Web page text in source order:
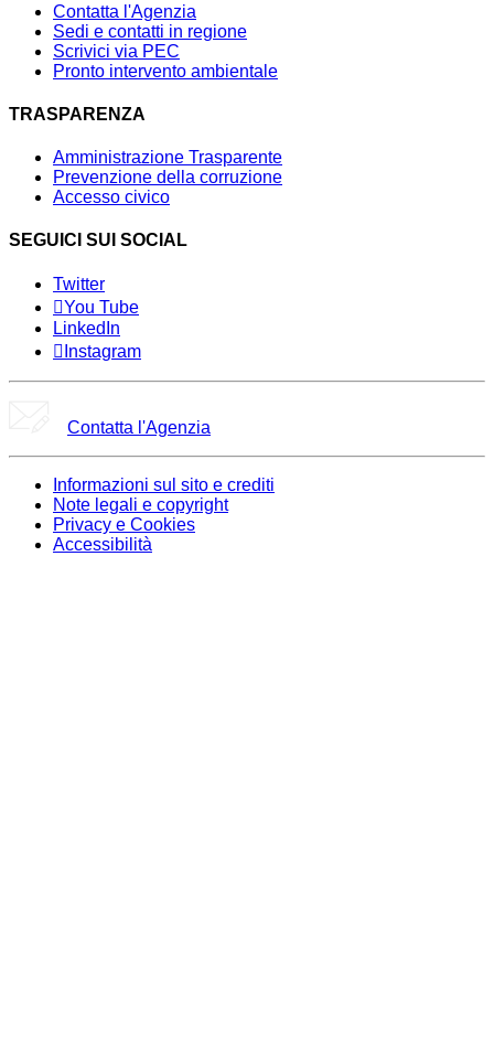
Contatta l'Agenzia
Sedi e contatti in regione
Scrivici via PEC
Pronto intervento ambientale
TRASPARENZA
Amministrazione Trasparente
Prevenzione della corruzione
Accesso civico
SEGUICI SUI SOCIAL
Twitter
You Tube
LinkedIn
Instagram
Contatta l'Agenzia
Informazioni sul sito e crediti
Note legali e copyright
Privacy e Cookies
Accessibilità